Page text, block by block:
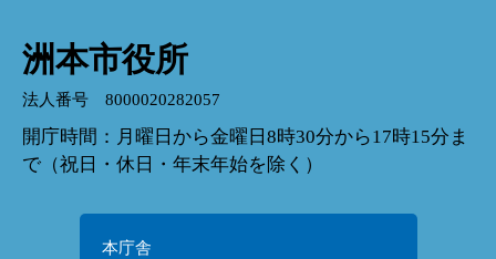
洲本市役所
法人番号 8000020282057
開庁時間：月曜日から金曜日8時30分から17時15分ま
で（祝日・休日・年末年始を除く）
本庁舎